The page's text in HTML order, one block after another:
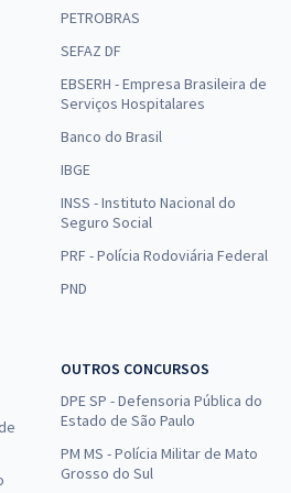
PETROBRAS
SEFAZ DF
EBSERH - Empresa Brasileira de
Serviços Hospitalares
Banco do Brasil
IBGE
INSS - Instituto Nacional do
Seguro Social
PRF - Polícia Rodoviária Federal
PND
OUTROS CONCURSOS
DPE SP - Defensoria Pública do
Estado de São Paulo
PM MS - Polícia Militar de Mato
Grosso do Sul